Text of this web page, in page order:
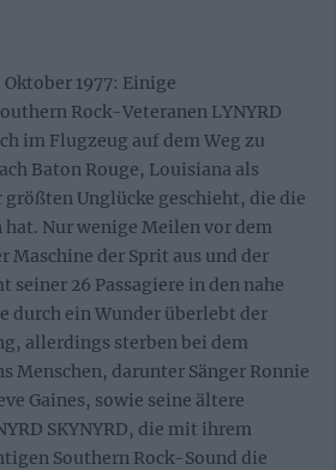
1977: Einige
Rock-Veteranen LYNYRD
im Flugzeug auf dem Weg zu
Baton Rouge, Louisiana als
größten Unglücke geschieht, die die
Nur wenige Meilen vor dem
Maschine der Sprit aus und der
26 Passagiere in den nahe
durch ein Wunder überlebt der
allerdings sterben bei dem
Menschen, darunter Sänger Ronnie
Gaines, sowie seine ältere
SKYNYRD, die mit ihrem
Southern Rock-Sound die